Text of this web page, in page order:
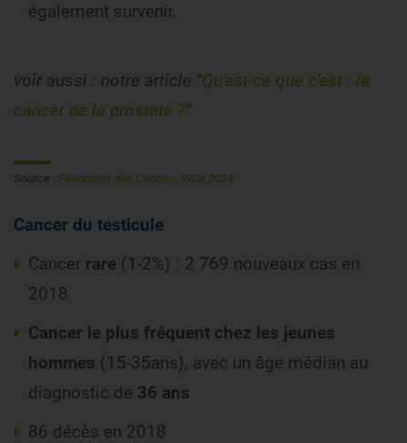
également survenir.
voir aussi : notre article "Qu'est-ce que c'est : le
cancer de la prostate ?"
Source : Panorama des Cancers INCa 2024
Cancer du testicule
Cancer rare (1-2%) : 2 769 nouveaux cas en
2018
Cancer le plus fréquent chez les jeunes
hommes (15-35ans), avec un âge médian au
diagnostic de 36 ans
86 décès en 2018